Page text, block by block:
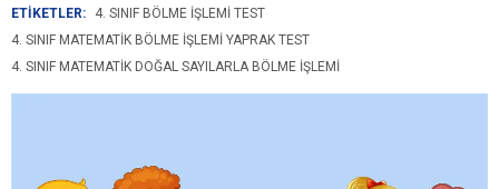
ETİKETLER:
4. SINIF BÖLME İŞLEMI TEST
4. SINIF MATEMATIK BÖLME İŞLEMI YAPRAK TEST
4. SINIF MATEMATIK DOĞAL SAYILARLA BÖLME İŞLEMI